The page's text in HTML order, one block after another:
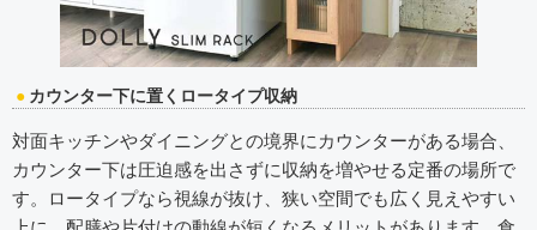
カウンター下に置くロータイプ収納
対面キッチンやダイニングとの境界にカウンターがある場合、
カウンター下は圧迫感を出さずに収納を増やせる定番の場所で
す。ロータイプなら視線が抜け、狭い空間でも広く見えやすい